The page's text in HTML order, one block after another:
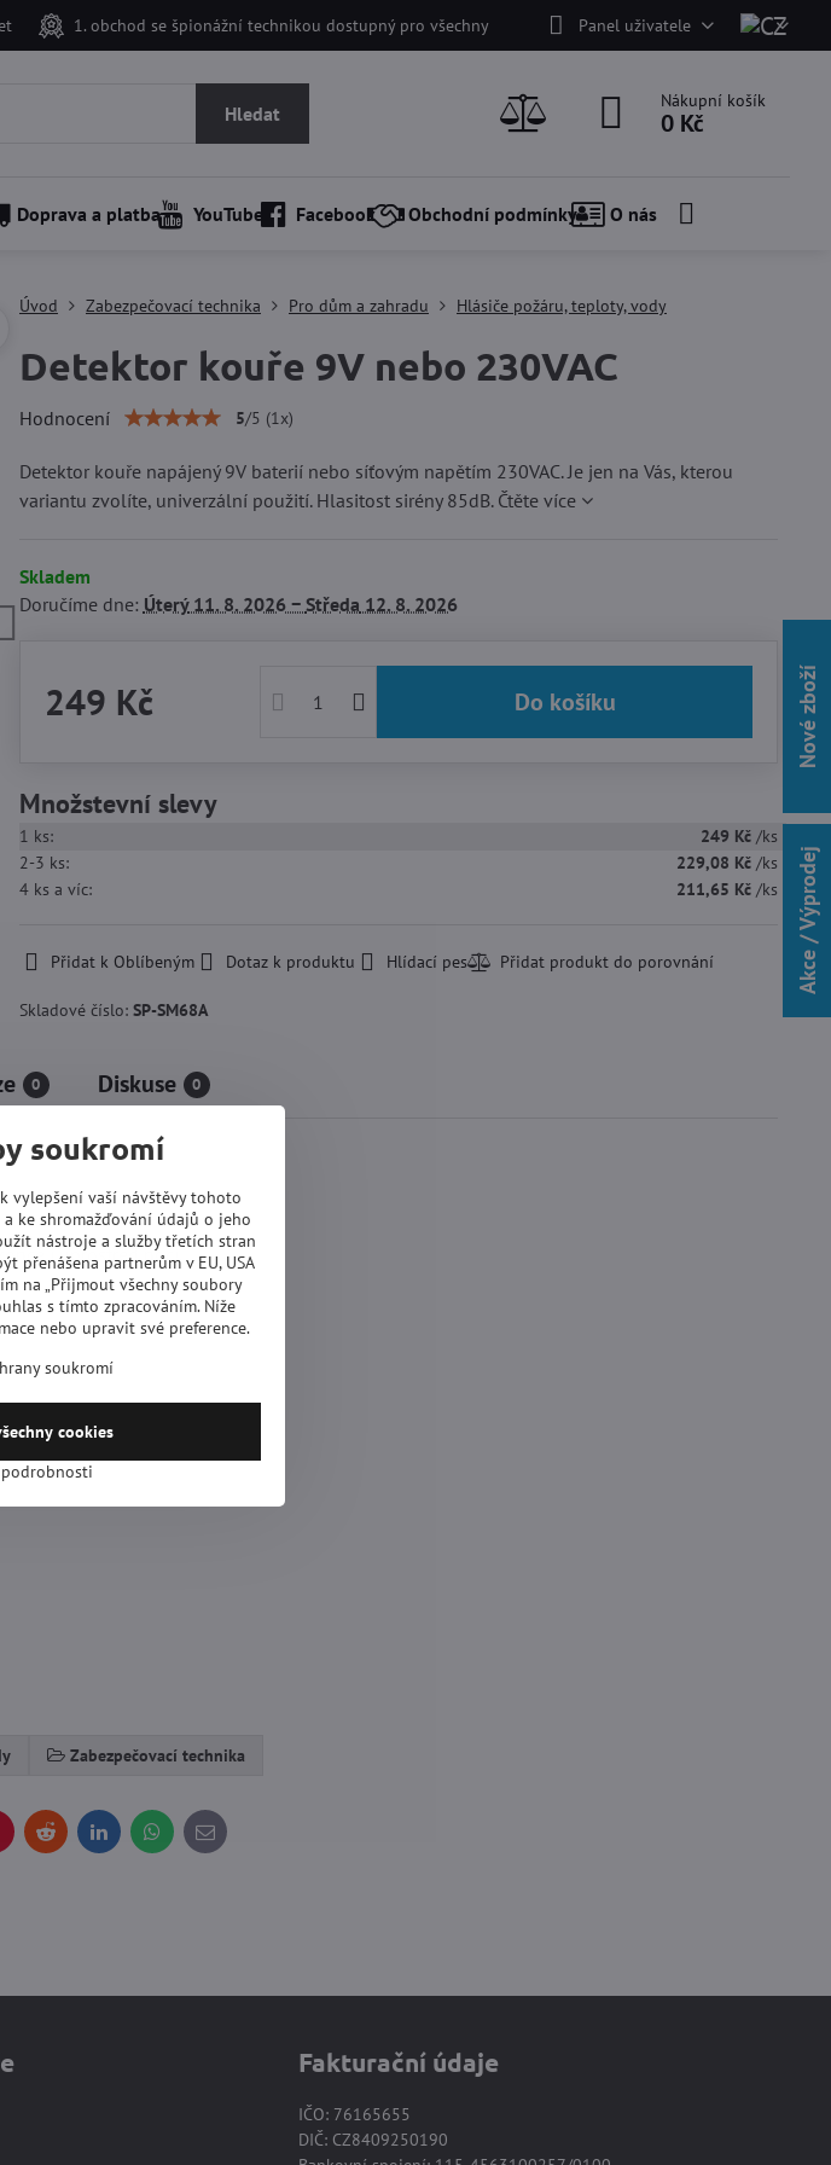
1. obchod se špionážní technikou dostupný pro všechny Panel uživatele
Hledat
Nákupní košík
0 Kč
Doprava a platba YouTube Facebook Obchodní podmínky O nás
Úvod Zabezpečovací technika Pro dům a zahradu Hlásiče požáru, teploty, vody
Detektor kouře 9V nebo 230VAC
Hodnocení 5/5 (1x)
Detektor kouře napájený 9V baterií nebo síťovým napětím 230VAC. Je jen na Vás, kterou
variantu zvolíte, univerzální použití. Hlasitost sirény 85dB. Čtěte více
Skladem
Doručíme dne: Úterý11. 8. 2026 − Středa 12. 8. 2026
249 Kč Do košíku
Množstevní slevy
1 ks: 249 Kč /ks
2-3 ks: 229,08 Kč /ks
4ks a víc: 211,65 Kč /ks
Přidat k Oblíbeným Dotaz k produktu Hlídací pes
Skladové číslo: SP-SM68A
0 Diskuse 0
i uprostřed noci.
Zabezpečovací technika
RedditLinkedInWhatsApp
E-
mail
Akce / Výprodej
Nové zboží
Fakturační údaje
IČO: 76165655
DIČ: CZ8409250190
soukromí
vylepšení vaší návštěvy tohoto
ke shromažďování údajů o jeho
nástroje a služby třetích stran
přenášena partnerům v EU, USA
na „Přijmout všechny soubory
s tímto zpracováním. Níže
nebo upravit své preference.
soukromí
podrobnosti
cookies